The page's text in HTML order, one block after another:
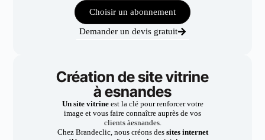
Choisir un abonnement
Demander un devis gratuit
Création de site vitrine
à esnandes
Un site vitrineest la clé pour renforcer votre
image et vous faire connaître auprès de vos
clients àesnandes.
Chez Brandeclic, nous créons dessites internet